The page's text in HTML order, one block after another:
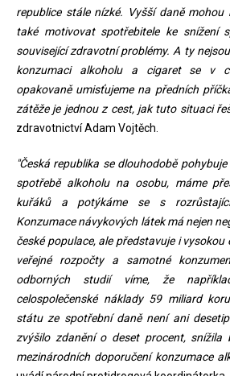
republice stále nízké. Vyšší daně mohou
také motivovat spotřebitele ke snížení
související zdravotní problémy. A ty
konzumaci alkoholu a cigaret se v
opakovaně umisťujeme na předních
zátěže je jednou z cest, jak tuto situaci
zdravotnictví Adam Vojtěch.
"Česká republika se dlouhodobě
spotřebě alkoholu na osobu, máme
kuřáků a potýkáme se s
Konzumace návykových látek má nejen
české populace, ale představuje i
veřejné rozpočty a samotné
odborných studií víme, že
celospolečenské náklady 59 miliard
státu ze spotřební daně není ani
zvýšilo zdanění o deset procent,
mezinárodních doporučení konzumace